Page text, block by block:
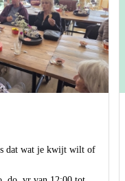
dat wat je kwijt wilt of